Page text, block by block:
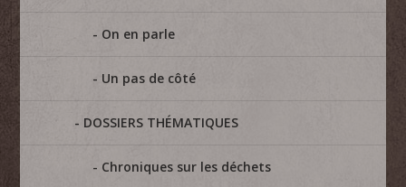
On en parle
Un pas de côté
DOSSIERS THÉMATIQUES
Chroniques sur les déchets